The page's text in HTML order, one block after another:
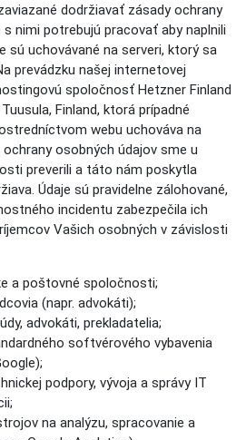
dodržiavať zásady ochrany
nimi potrebujú pracovať aby naplnili
sú uchovávané na serveri, ktorý sa
prevádzku našej internetovej
spoločnosť Hetzner Finland
Finland, ktorá prípadné
webu uchováva na
osobných údajov sme u
preverili a táto nám poskytla
Údaje sú pravidelne zálohované,
incidentu zabezpečila ich
Vašich osobných v závislosti
a poštovné spoločnosti;
(napr. advokáti);
advokáti, prekladatelia;
softvérového vybavenia
podpory, vývoja a správy IT
na analýzu, spracovanie a